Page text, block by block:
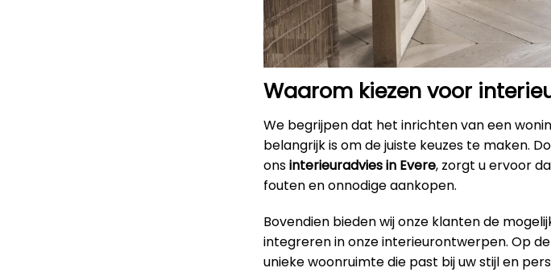
Waarom kiezen voor
We begrijpen dat het inrichten van een
belangrijk is om de juiste keuzes te maken.
onsinterieuradvies in Evere, zorgt u ervoor
fouten en onnodige aankopen.
Bovendien bieden wij onze klanten de
integreren in onze interieurontwerpen. Op
unieke woonruimte die past bij uw stijl en